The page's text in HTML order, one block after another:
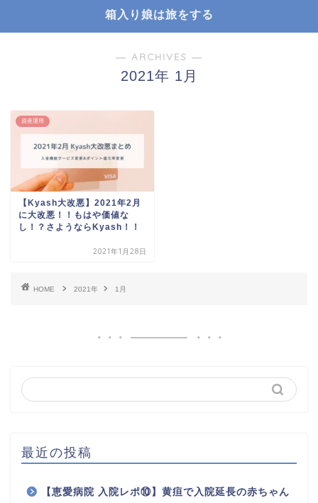
箱入り娘は旅をする
― ARCHIVES ―
2021年 1月
資産運用
【Kyash大改悪】2021年2月
に大改悪！！もはや価値な
し！？さようならKyash！！
2021年1月28日
HOME 2021年 1月
最近の投稿
【恵愛病院 入院レポ⑩】黄疸で入院延長の赤ちゃん